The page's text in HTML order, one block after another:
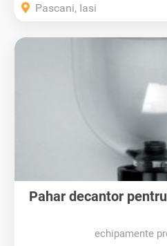
Pascani, Iasi
Pahar decantor
echipamente